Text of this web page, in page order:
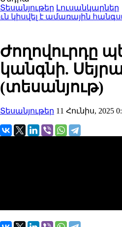
Տեսանյութեր Լուսանկարներ
է ամառային
Ժողովուրդը
կանգնի.
(տեսանյութ)
Տեսանյութեր 11 Հունիս, 2025